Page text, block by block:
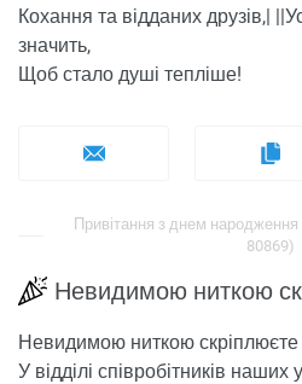
Кохання та відданих друзів,|
значить,
Щоб стало душі тепліше!
Привітання з днем ​​народження
80869)
Невидимою ниткою
Невидимою ниткою
У відділі співробітників наших